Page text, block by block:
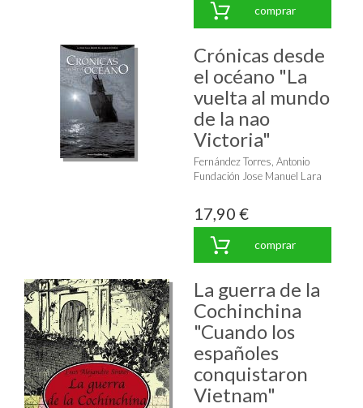
comprar
Crónicas desde
el océano "La
vuelta al mundo
de la nao
Victoria"
Fernández Torres, Antonio
Fundación Jose Manuel Lara
17,90 €
comprar
La guerra de la
Cochinchina
"Cuando los
españoles
conquistaron
Vietnam"